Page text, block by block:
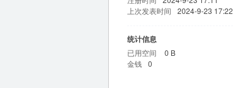
上次发表时间
2024-9-23 17:22
统计信息
已用空间 0 B
金钱 0